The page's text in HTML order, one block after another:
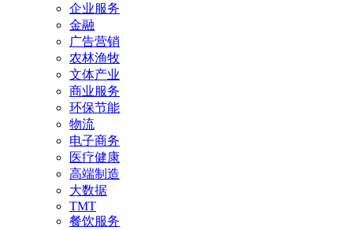
企业服务
金融
广告营销
农林渔牧
文体产业
商业服务
环保节能
物流
电子商务
医疗健康
高端制造
大数据
TMT
餐饮服务